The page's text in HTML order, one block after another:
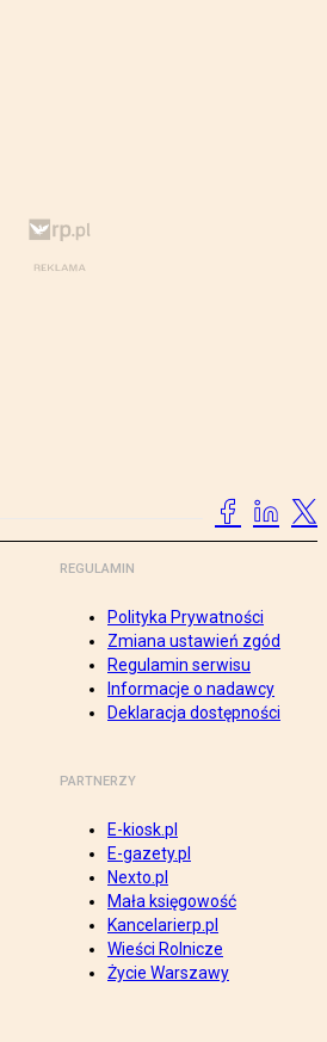
REGULAMIN
Polityka Prywatności
Zmiana ustawień zgód
Regulamin serwisu
Informacje o nadawcy
Deklaracja dostępności
PARTNERZY
E-kiosk.pl
E-gazety.pl
Nexto.pl
Mała księgowość
Kancelarierp.pl
Wieści Rolnicze
Życie Warszawy